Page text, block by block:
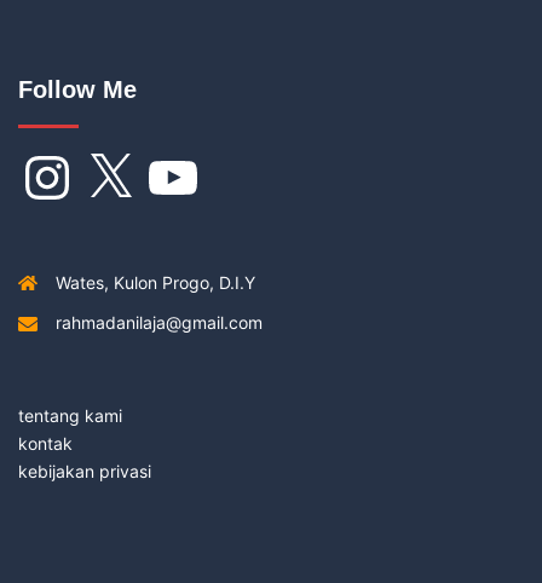
Follow Me
Instagram
Wates, Kulon Progo, D.I.Y
rahmadanilaja@gmail.com
tentang kami
kontak
kebijakan privasi